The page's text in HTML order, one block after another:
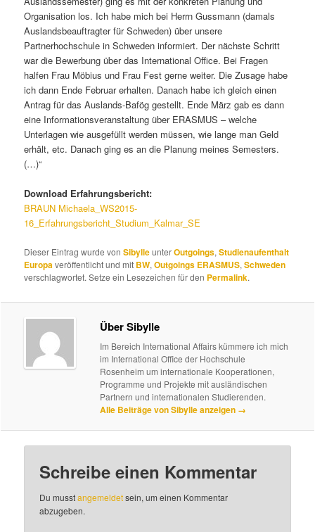
Organisation los. Ich habe mich bei Herrn Gussmann (damals
Auslandsbeauftragter für Schweden) über unsere
Partnerhochschule in Schweden informiert. Der nächste Schritt
war die Bewerbung über das International Office. Bei Fragen
halfen Frau Möbius und Frau Fest gerne weiter. Die Zusage habe
ich dann Ende Februar erhalten. Danach habe ich gleich einen
Antrag für das Auslands-Bafög gestellt. Ende März gab es dann
eine Informationsveranstaltung über ERASMUS – welche
Unterlagen wie ausgefüllt werden müssen, wie lange man Geld
erhält, etc. Danach ging es an die Planung meines Semesters.
(…)“
Download Erfahrungsbericht:
BRAUN Michaela_WS2015-
16_Erfahrungsbericht_Studium_Kalmar_SE
Dieser Eintrag wurde vonSibylleunterOutgoings,Studienaufenthalt
Europa veröffentlicht und mit BW,Outgoings ERASMUS,Schweden
verschlagwortet. Setze ein Lesezeichen für den Permalink.
Über Sibylle
Im Bereich International Affairs kümmere ich mich
im International Office der Hochschule
Rosenheim um internationale Kooperationen,
Programme und Projekte mit ausländischen
Partnern und internationalen Studierenden.
Alle Beiträge von Sibylle anzeigen →
Schreibe einen Kommentar
Du musstangemeldetsein, um einen Kommentar
abzugeben.